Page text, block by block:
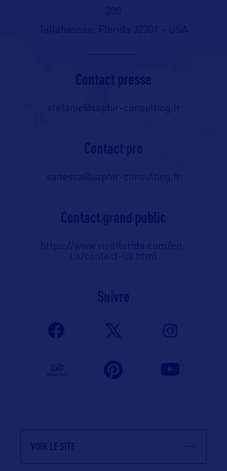
Tallahassee, Florida 32301 – USA
Contact presse
stefanie@saphir-consulting.fr
Contact pro
vanessa@saphir-consulting.fr
Contact grand public
https://www.visitflorida.com/en-
us/contact-us.html
Suivre
VOIR LE SITE